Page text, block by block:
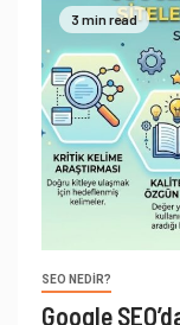
3 min read
SEO NEDIR?
Google